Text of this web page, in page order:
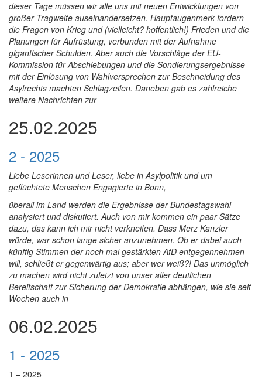
dieser Tage müssen wir alle uns mit neuen Entwicklungen von
großer Tragweite auseinandersetzen. Hauptaugenmerk fordern
die Fragen von Krieg und (vielleicht? hoffentlich!) Frieden und die
Planungen für Aufrüstung, verbunden mit der Aufnahme
gigantischer Schulden. Aber auch die Vorschläge der EU-
Kommission für Abschiebungen und die Sondierungsergebnisse
mit der Einlösung von Wahlversprechen zur Beschneidung des
Asylrechts machten Schlagzeilen. Daneben gab es zahlreiche
weitere Nachrichten zur
25.02.2025
2 - 2025
Liebe Leserinnen und Leser, liebe in Asylpolitik und um
geflüchtete Menschen Engagierte in Bonn,
überall im Land werden die Ergebnisse der Bundestagswahl
analysiert und diskutiert. Auch von mir kommen ein paar Sätze
dazu, das kann ich mir nicht verkneifen. Dass Merz Kanzler
würde, war schon lange sicher anzunehmen. Ob er dabei auch
künftig Stimmen der noch mal gestärkten AfD entgegennehmen
will, schließt er gegenwärtig aus; aber wer weiß?! Das unmöglich
zu machen wird nicht zuletzt von unser aller deutlichen
Bereitschaft zur Sicherung der Demokratie abhängen, wie sie seit
Wochen auch in
06.02.2025
1 - 2025
1 – 2025